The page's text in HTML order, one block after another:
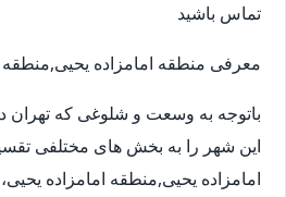
تماس باشید
معرفی منطقه امامزاده یحیی,منطقه
باتوجه به وسعت و شلوغی که تهران
این شهر را به بخش های مختلفی
امامزاده یحیی,منطقه امامزاده